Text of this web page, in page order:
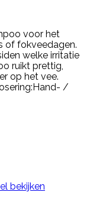
voor het
of fokveedagen.
welke irritatie
ruikt prettig,
op het vee.
/
bekijken